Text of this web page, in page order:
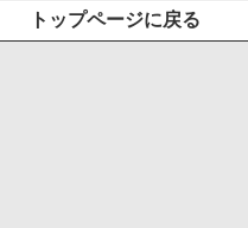
トップページに戻る